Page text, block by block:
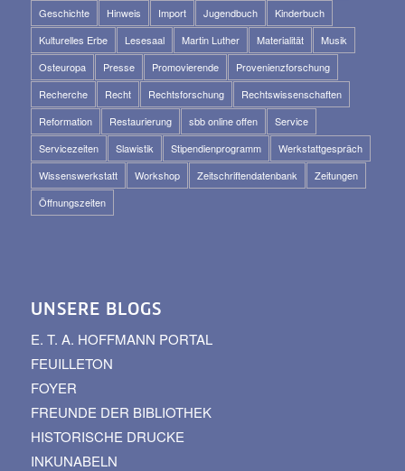
Geschichte
Hinweis Import Jugendbuch
Kinderbuch
Kulturelles Erbe
Lesesaal Martin Luther Materialität
Musik
Osteuropa
Presse Promovierende
Provenienzforschung
Recherche
Recht Rechtsforschung
Rechtswissenschaften
Reformation
Restaurierung sbb online offen
Service
Servicezeiten
Slawistik Stipendienprogramm
Werkstattgespräch
Wissenswerkstatt
Workshop Zeitschriftendatenbank
Zeitungen
Öffnungszeiten
UNSERE BLOGS
E. T. A. HOFFMANN PORTAL
FEUILLETON
FOYER
FREUNDE DER BIBLIOTHEK
HISTORISCHE DRUCKE
INKUNABELN